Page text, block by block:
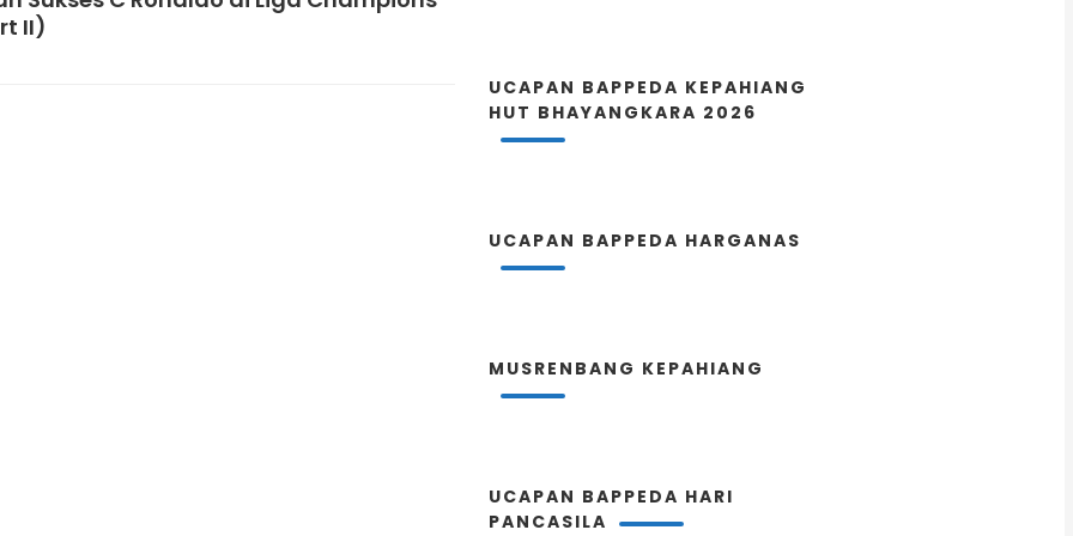
II)
UCAPAN BAPPEDA KEPAHIANG
HUT BHAYANGKARA 2026
UCAPAN BAPPEDA HARGANAS
MUSRENBANG KEPAHIANG
UCAPAN BAPPEDA HARI
PANCASILA